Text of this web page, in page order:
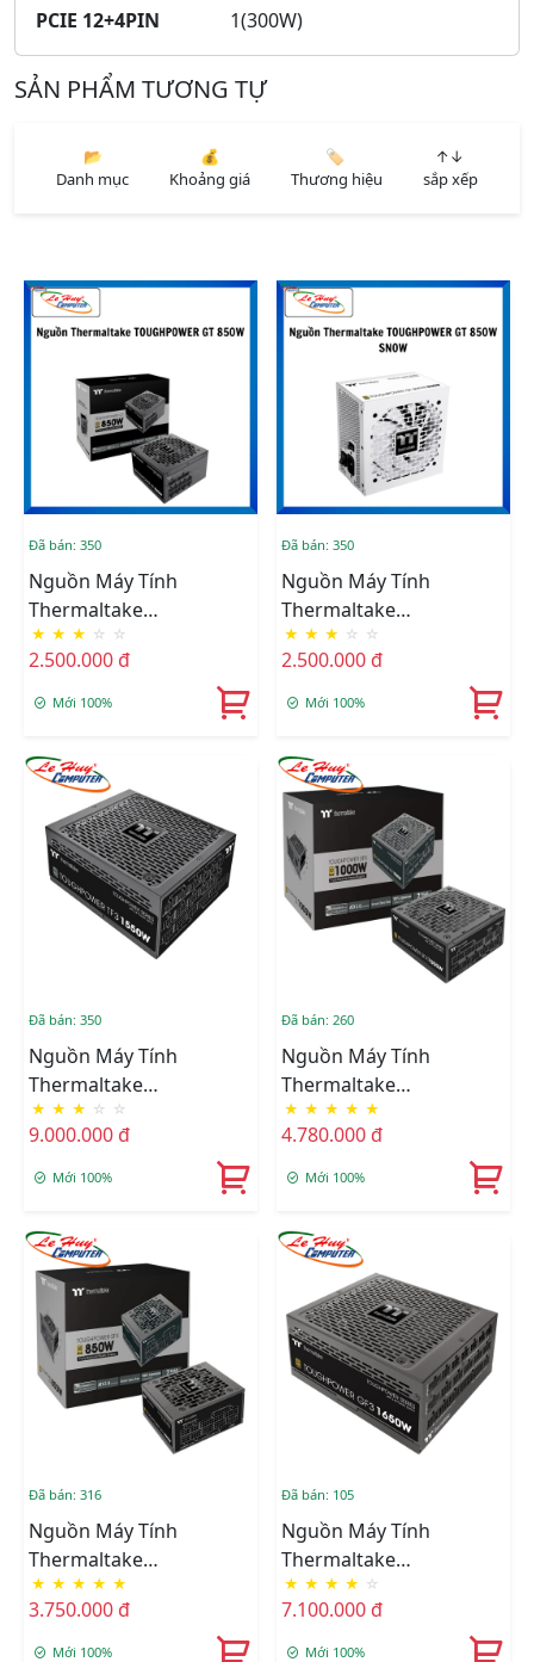
PCIE 12+4PIN
1(300W)
SẢN PHẨM TƯƠNG TỰ
📂
Danh mục
💰
Khoảng giá
🏷️
Thương hiệu
↑↓
sắp xếp
Đã bán: 350
Nguồn Máy Tính
Thermaltake
TOUGHPOWER GT 850W
-
★ ★ ★ ☆ ☆
2.500.000 đ
Mới 100%
Đã bán: 350
Nguồn Máy Tính
Thermaltake
TOUGHPOWER GT 850W
SNOW
★ ★ ★ ☆ ☆
2.500.000 đ
Mới 100%
Đã bán: 350
Nguồn Máy Tính
Thermaltake
TOUGHPOWER TF3
1550W 80 PLUS Titanium
Fully Modular
★ ★ ★ ☆ ☆
9.000.000 đ
Mới 100%
Đã bán: 260
Nguồn Máy Tính
Thermaltake
TOUGHPOWER SFX
1000W 80 Plus Gold Fully
Modular
★ ★ ★ ★ ★
4.780.000 đ
Mới 100%
Đã bán: 316
Nguồn Máy Tính
Thermaltake
TOUGHPOWER SFX
850W 80 Plus Gold Fully
Modular
★ ★ ★ ★ ★
3.750.000 đ
Mới 100%
Đã bán: 105
Nguồn Máy Tính
Thermaltake
TOUGHPOWER GF3
1650W 80 Plus Gold Fully
Modular
★ ★ ★ ★ ☆
7.100.000 đ
Mới 100%